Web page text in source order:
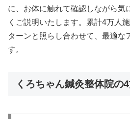
に、お体に触れて確認しながら気
くご説明いたします。累計4万人
ターンと照らし合わせて、最適な
す。
くろちゃん鍼灸整体院の